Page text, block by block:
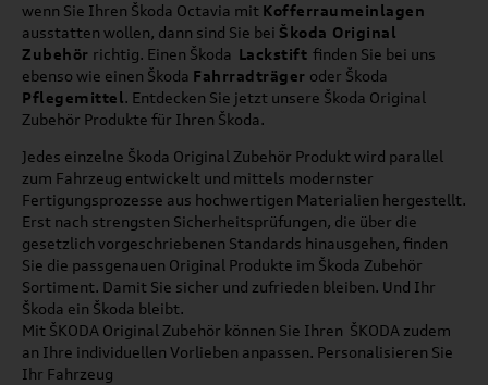
wenn Sie Ihren Škoda Octavia mit Kofferraumeinlagen
ausstatten wollen, dann sind Sie bei Škoda Original
Zubehör richtig. Einen Škoda Lackstift finden Sie bei uns
ebenso wie einen Škoda Fahrradträger oder Škoda
Pflegemittel. Entdecken Sie jetzt unsere Škoda Original
Zubehör Produkte für Ihren Škoda.
Jedes einzelne Škoda Original Zubehör Produkt wird parallel
zum Fahrzeug entwickelt und mittels modernster
Fertigungsprozesse aus hochwertigen Materialien hergestellt.
Erst nach strengsten Sicherheitsprüfungen, die über die
gesetzlich vorgeschriebenen Standards hinausgehen, finden
Sie die passgenauen Original Produkte im Škoda Zubehör
Sortiment. Damit Sie sicher und zufrieden bleiben. Und Ihr
Škoda ein Škoda bleibt.
Mit ŠKODA Original Zubehör können Sie Ihren ŠKODA zudem
an Ihre individuellen Vorlieben anpassen. Personalisieren Sie
Ihr Fahrzeug